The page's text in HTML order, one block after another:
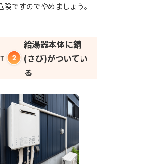
険ですのでやめましょう。
給湯器本体に錆
(さび)がついてい
る